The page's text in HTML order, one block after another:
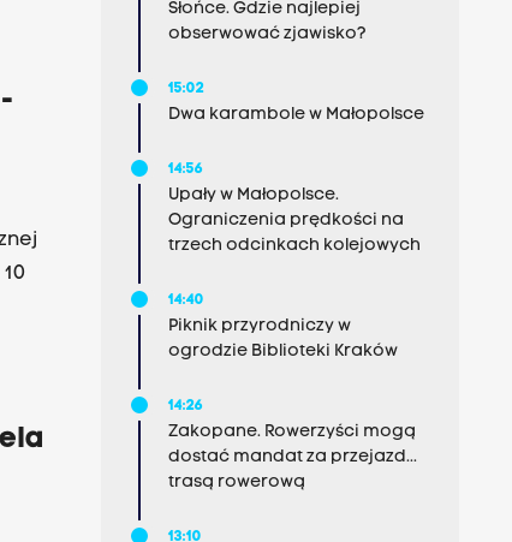
Słońce. Gdzie najlepiej
obserwować zjawisko?
15:02
Dwa karambole w Małopolsce
14:56
Upały w Małopolsce.
Ograniczenia prędkości na
trzech odcinkach kolejowych
14:40
Piknik przyrodniczy w
ogrodzie Biblioteki Kraków
14:26
Zakopane. Rowerzyści mogą
dostać mandat za przejazd...
trasą rowerową
13:10